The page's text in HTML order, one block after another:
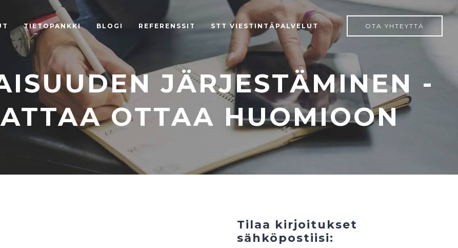
TIETOPANKKI BLOGI REFERENSSIT STT VIESTINTÄPALVELUT OTA YHTEYTTÄ
JÄRJESTÄMINEN -
OTTAA HUOMIOON
Tilaa kirjoitukset
sähköpostiisi: